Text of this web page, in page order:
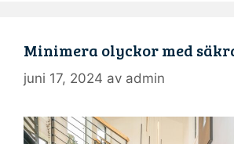
Minimera olyckor med
juni 17, 2024 av admin